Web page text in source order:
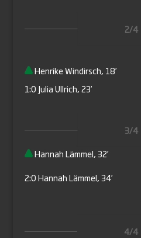
2/4
Henrike Windirsch, 18’
1:0 Julia Ullrich, 23’
3/4
Hannah Lämmel, 32’
2:0 Hannah Lämmel, 34’
4/4